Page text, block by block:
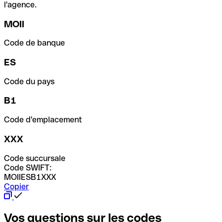
l'agence.
MOII
Code de banque
ES
Code du pays
B1
Code d'emplacement
XXX
Code succursale
Code SWIFT:
MOIIESB1XXX
Copier
Vos questions sur les codes